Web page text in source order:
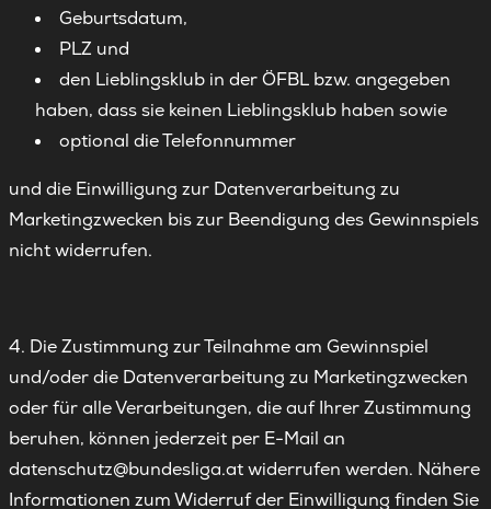
Geburtsdatum,
PLZ und
den Lieblingsklub in der ÖFBL bzw. angegeben
haben, dass sie keinen Lieblingsklub haben sowie
optional die Telefonnummer
und die Einwilligung zur Datenverarbeitung zu
Marketingzwecken bis zur Beendigung des Gewinnspiels
nicht widerrufen.
4. Die Zustimmung zur Teilnahme am Gewinnspiel
und/oder die Datenverarbeitung zu Marketingzwecken
oder für alle Verarbeitungen, die auf Ihrer Zustimmung
beruhen, können jederzeit per E-Mail an
datenschutz@bundesliga.at widerrufen werden. Nähere
Informationen zum Widerruf der Einwilligung finden Sie